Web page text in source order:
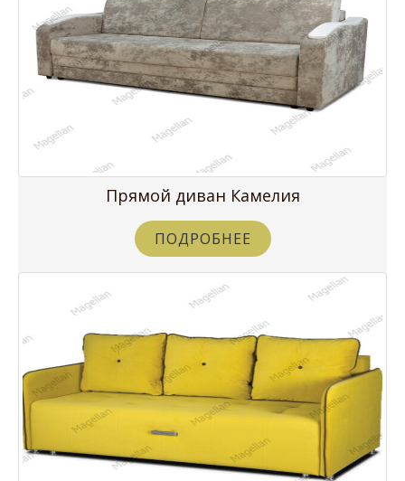
Прямой диван Камелия
ПОДРОБНЕЕ